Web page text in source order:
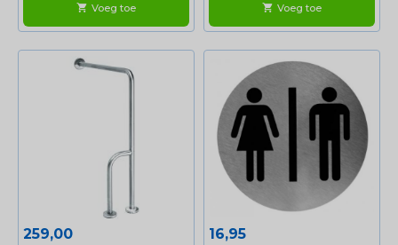
shopping_cart Voeg toe shopping_cart Voeg toe
Prijs
259,00 Prijs
16,95